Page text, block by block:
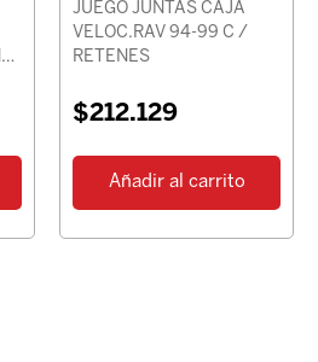
JUEGO JUNTAS CAJA
VELOC.RAV 94-99 C /
RETENES
$212.129
Añadir al carrito